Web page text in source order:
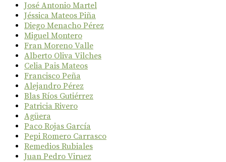
José Antonio Martel
Jéssica Mateos Piña
Diego Menacho Pérez
Miguel Montero
Fran Moreno Valle
Alberto Oliva Vilches
Celia Pais Mateos
Francisco Peña
Alejandro Pérez
Blas Ríos Gutiérrez
Patricia Rivero
Agüera
Paco Rojas García
Pepi Romero Carrasco
Remedios Rubiales
Juan Pedro Viruez